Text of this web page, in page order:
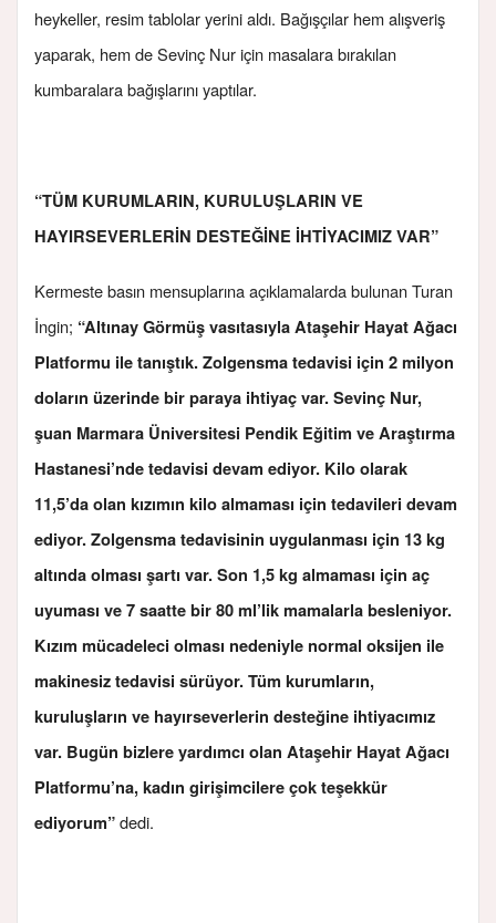
heykeller, resim tablolar yerini aldı. Bağışçılar hem alışveriş
yaparak, hem de Sevinç Nur için masalara bırakılan
kumbaralara bağışlarını yaptılar.
“TÜM KURUMLARIN, KURULUŞLARIN VE
HAYIRSEVERLERİN DESTEĞİNE İHTİYACIMIZ VAR”
Kermeste basın mensuplarına açıklamalarda bulunan Turan
İngin; “Altınay Görmüş vasıtasıyla Ataşehir Hayat Ağacı
Platformu ile tanıştık. Zolgensma tedavisi için 2 milyon
doların üzerinde bir paraya ihtiyaç var. Sevinç Nur,
şuan Marmara Üniversitesi Pendik Eğitim ve Araştırma
Hastanesi’nde tedavisi devam ediyor. Kilo olarak
11,5’da olan kızımın kilo almaması için tedavileri devam
ediyor. Zolgensma tedavisinin uygulanması için 13 kg
altında olması şartı var. Son 1,5 kg almaması için aç
uyuması ve 7 saatte bir 80 ml’lik mamalarla besleniyor.
Kızım mücadeleci olması nedeniyle normal oksijen ile
makinesiz tedavisi sürüyor. Tüm kurumların,
kuruluşların ve hayırseverlerin desteğine ihtiyacımız
var. Bugün bizlere yardımcı olan Ataşehir Hayat Ağacı
Platformu’na, kadın girişimcilere çok teşekkür
ediyorum”dedi.